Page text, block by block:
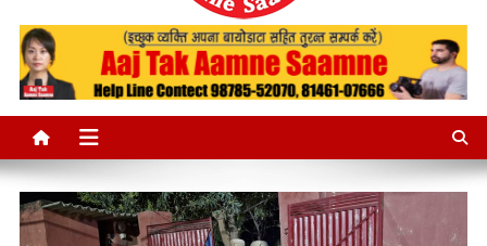
Aaj Tak Aamne Saamne.com